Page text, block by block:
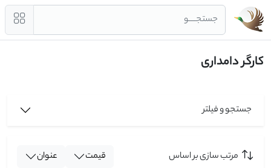
جستجــــو
کارگر دامداری
جستجو و فیلتر
مرتب سازی بر اساس قیمت عنوان